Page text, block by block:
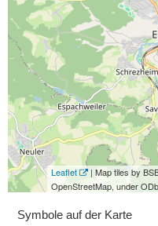
Leaflet
| Map tiles by
OpenStreetMap, under
Symbole auf der Karte